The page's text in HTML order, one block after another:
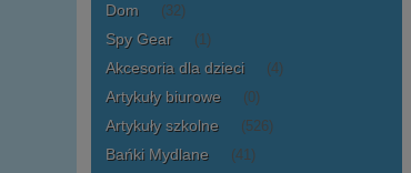
Dom (32)
Spy Gear (1)
Akcesoria dla dzieci (4)
Artykuły biurowe (0)
Artykuły szkolne (526)
Bańki Mydlane (41)